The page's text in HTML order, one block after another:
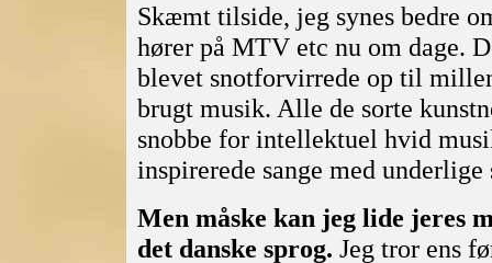
Skæmt tilside, jeg synes bedre
hører på MTV etc nu om dage.
blevet snotforvirrede op til
brugt musik. Alle de sorte
snobbe for intellektuel hvid
inspirerede sange med
Men måske kan jeg lide jeres
det danske sprog. Jeg tror ens